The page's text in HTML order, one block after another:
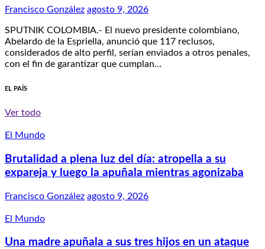
Francisco González agosto 9, 2026
SPUTNIK COLOMBIA.- El nuevo presidente colombiano,
Abelardo de la Espriella, anunció que 117 reclusos,
considerados de alto perfil, serían enviados a otros penales,
con el fin de garantizar que cumplan…
EL PAÍS
Ver todo
El Mundo
Brutalidad a plena luz del día: atropella a su
expareja y luego la apuñala mientras agonizaba
Francisco González agosto 9, 2026
El Mundo
Una madre apuñala a sus tres hijos en un ataque